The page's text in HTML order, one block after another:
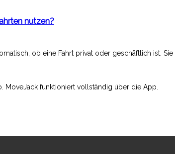
nutzen?
ob eine Fahrt privat oder geschäftlich ist.
MoveJack funktioniert vollständig über die App.